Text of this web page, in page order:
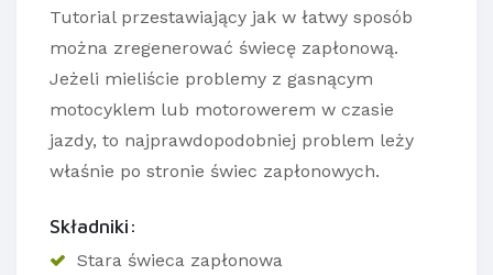
Tutorial przestawiający jak w łatwy sposób
można zregenerować świecę zapłonową.
Jeżeli mieliście problemy z gasnącym
motocyklem lub motorowerem w czasie
jazdy, to najprawdopodobniej problem leży
właśnie po stronie świec zapłonowych.
Składniki:
Stara świeca zapłonowa